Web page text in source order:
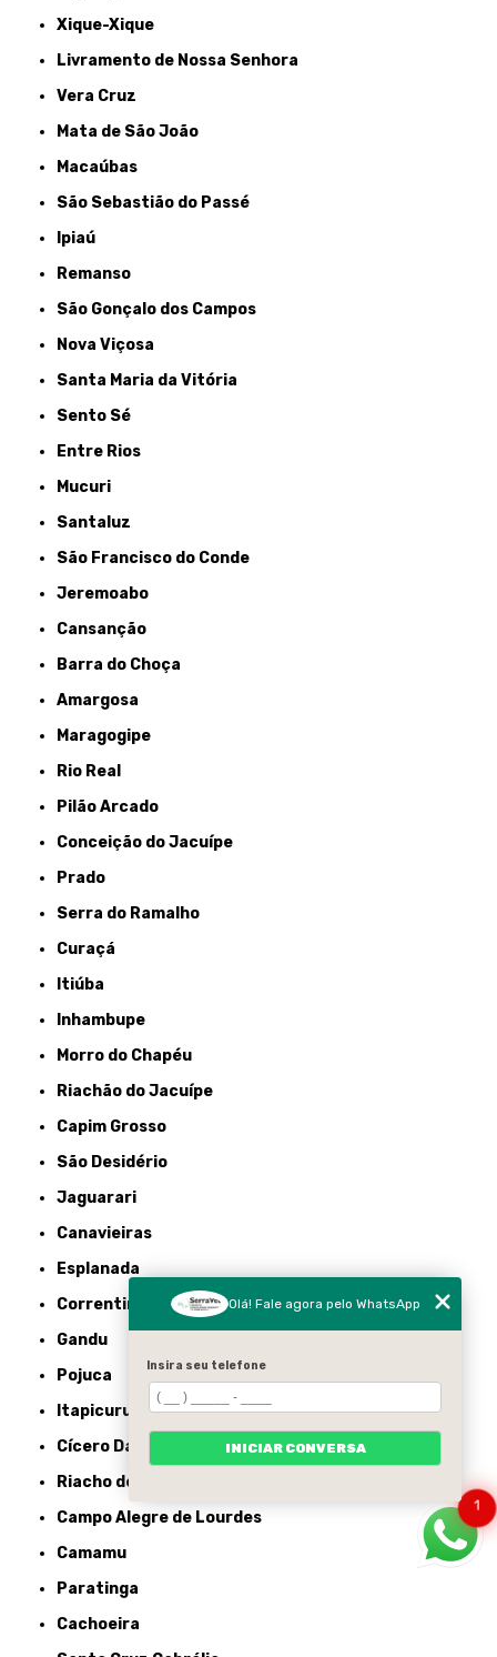
Xique-Xique
Livramento de Nossa Senhora
Vera Cruz
Mata de São João
Macaúbas
São Sebastião do Passé
Ipiaú
Remanso
São Gonçalo dos Campos
Nova Viçosa
Santa Maria da Vitória
Sento Sé
Entre Rios
Mucuri
Santaluz
São Francisco do Conde
Jeremoabo
Cansanção
Barra do Choça
Amargosa
Maragogipe
Rio Real
Pilão Arcado
Conceição do Jacuípe
Prado
Serra do Ramalho
Curaçá
Itiúba
Inhambupe
Morro do Chapéu
Riachão do Jacuípe
Capim Grosso
São Desidério
Jaguarari
Canavieiras
Esplanada
Correntina
Gandu
Pojuca
Itapicuru
Cícero Dantas
Riacho de Santana
Campo Alegre de Lourdes
Camamu
Paratinga
Cachoeira
1
Olá! Fale agora pelo WhatsApp
Insira seu telefone
INICIAR CONVERSA